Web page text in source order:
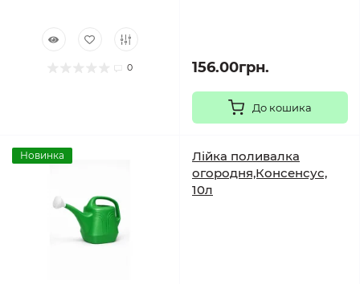
0 156.00грн.
До кошика
Новинка
Лійка поливалка
огородня,Консенсус,
10л